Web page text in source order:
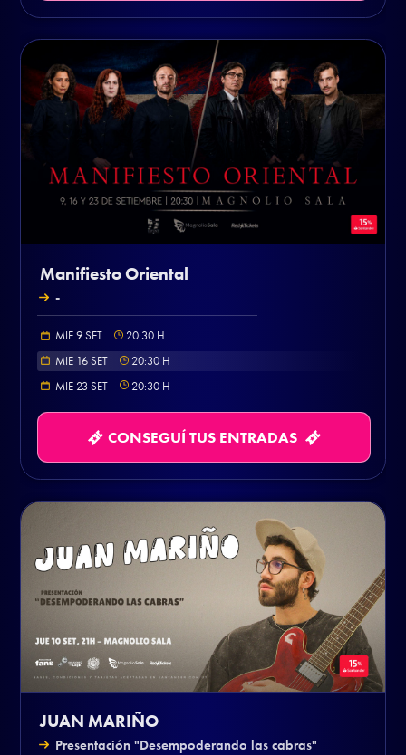
Manifiesto Oriental
-
MIE 9 SET 20:30 H
MIE 16 SET
20:30 H
MIE 23 SET
20:30 H
CONSEGUÍ TUS ENTRADAS
JUAN MARIÑO
Presentación "Desempoderando las cabras"